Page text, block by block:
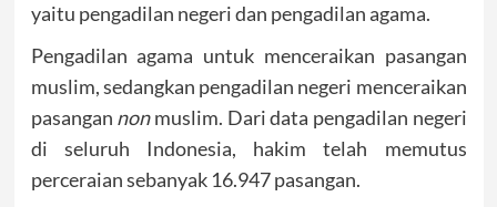
yaitu pengadilan negeri dan pengadilan agama.
Pengadilan agama untuk menceraikan pasangan
muslim, sedangkan pengadilan negeri menceraikan
pasangan nonmuslim. Dari data pengadilan negeri
di seluruh Indonesia, hakim telah memutus
perceraian sebanyak 16.947 pasangan.